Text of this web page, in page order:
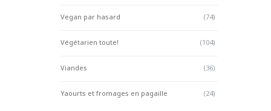
Vegan par hasard (74)
Végétarien toute! (104)
Viandes (36)
Yaourts et fromages en pagaille (24)